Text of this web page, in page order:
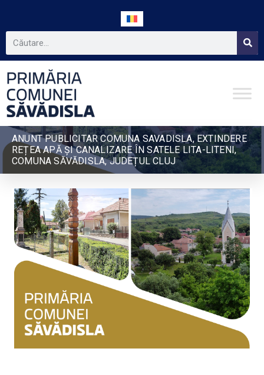
ANUNT PUBLICITAR COMUNA SAVADISLA, EXTINDERE
REȚEA APĂ ȘI CANALIZARE ÎN SATELE LITA-LITENI,
COMUNA SĂVĂDISLA, JUDEȚUL CLUJ